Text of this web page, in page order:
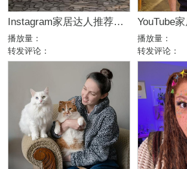
Instagram家居达人推荐：法国庄园生活博主，高端品牌合作优选
播放量：
转发评论：
播放量：
转发评论：